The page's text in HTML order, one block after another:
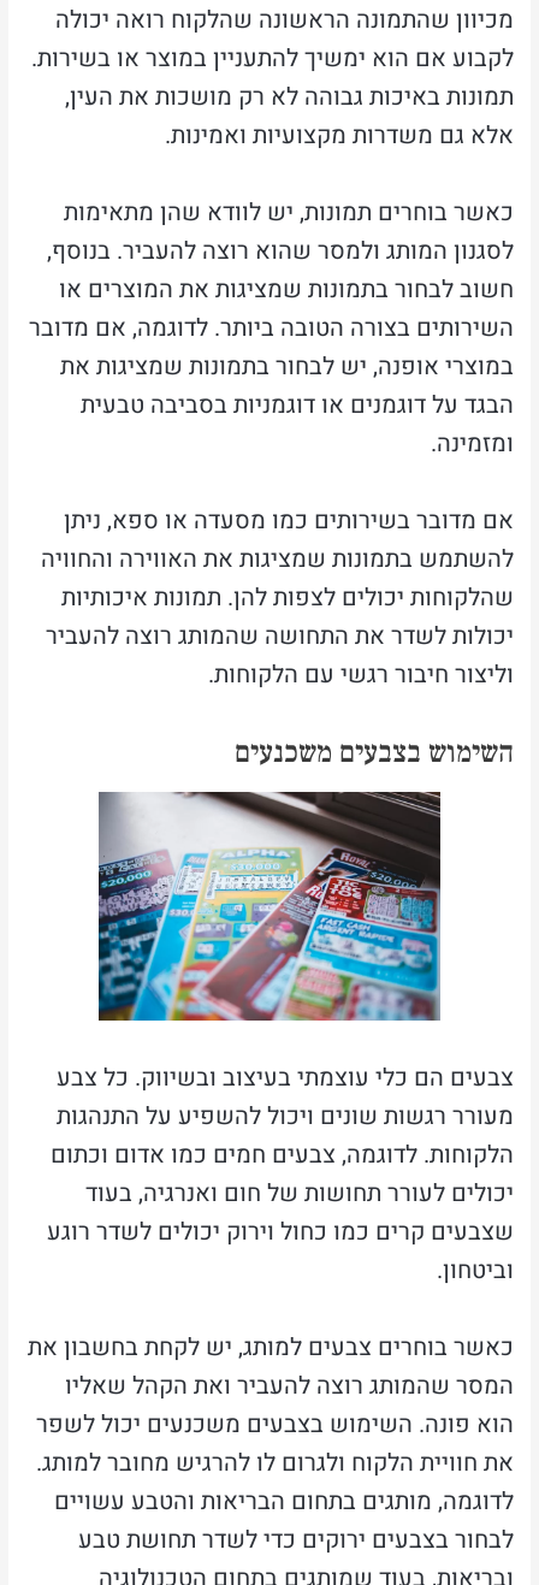
מכיוון שהתמונה הראשונה שהלקוח רואה יכולה
לקבוע אם הוא ימשיך להתעניין במוצר או בשירות.
תמונות באיכות גבוהה לא רק מושכות את העין,
אלא גם משדרות מקצועיות ואמינות.
כאשר בוחרים תמונות, יש לוודא שהן מתאימות
לסגנון המותג ולמסר שהוא רוצה להעביר. בנוסף,
חשוב לבחור בתמונות שמציגות את המוצרים או
השירותים בצורה הטובה ביותר. לדוגמה, אם מדובר
במוצרי אופנה, יש לבחור בתמונות שמציגות את
הבגד על דוגמנים או דוגמניות בסביבה טבעית
ומזמינה.
אם מדובר בשירותים כמו מסעדה או ספא, ניתן
להשתמש בתמונות שמציגות את האווירה והחוויה
שהלקוחות יכולים לצפות להן. תמונות איכותיות
יכולות לשדר את התחושה שהמותג רוצה להעביר
וליצור חיבור רגשי עם הלקוחות.
השימוש בצבעים משכנעים
צבעים הם כלי עוצמתי בעיצוב ובשיווק. כל צבע
מעורר רגשות שונים ויכול להשפיע על התנהגות
הלקוחות. לדוגמה, צבעים חמים כמו אדום וכתום
יכולים לעורר תחושות של חום ואנרגיה, בעוד
שצבעים קרים כמו כחול וירוק יכולים לשדר רוגע
וביטחון.
כאשר בוחרים צבעים למותג, יש לקחת בחשבון את
המסר שהמותג רוצה להעביר ואת הקהל שאליו
הוא פונה. השימוש בצבעים משכנעים יכול לשפר
את חוויית הלקוח ולגרום לו להרגיש מחובר למותג.
לדוגמה, מותגים בתחום הבריאות והטבע עשויים
לבחור בצבעים ירוקים כדי לשדר תחושת טבע
ובריאות, בעוד שמותגים בתחום הטכנולוגיה